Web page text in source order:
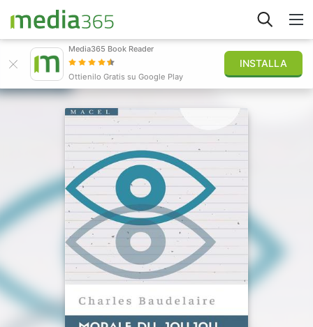
Pubblica
Media365 Book Reader
Ottienilo Gratis su Google Play
INSTALLA